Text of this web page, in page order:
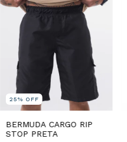
25% OFF
BERMUDA CARGO RIP
STOP PRETA